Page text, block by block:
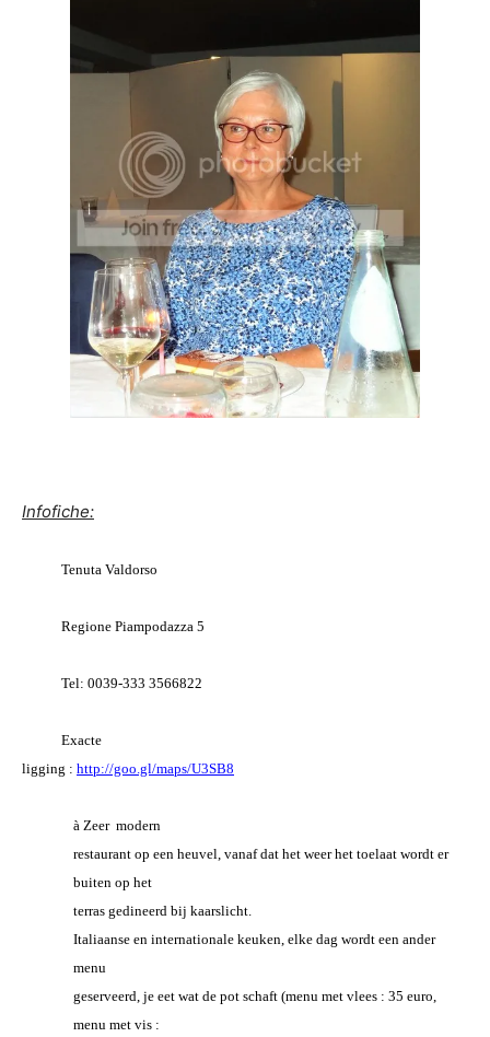
Infofiche:
Tenuta Valdorso
Regione Piampodazza 5
Tel: 0039-333 3566822
Exacte
ligging : http://goo.gl/maps/U3SB8
à Zeer modern
restaurant op een heuvel, vanaf dat het weer het toelaat wordt er
buiten op het
terras gedineerd bij kaarslicht.
Italiaanse en internationale keuken, elke dag wordt een ander
menu
geserveerd, je eet wat de pot schaft (menu met vlees : 35 euro,
menu met vis :